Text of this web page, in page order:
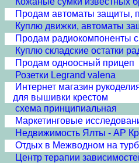
Продам автоматы защиты,
Куплю движки, автоматы
Продам радиокомпоненты
Куплю складские остатки
Продам одноосный прицеп
Розетки Legrand valena
Интернет магазин
для вышивки крестом
схема принципиальная
Маркетинговые
Недвижимость Ялты - АР
Отдых в Межводном на
Центр терапии